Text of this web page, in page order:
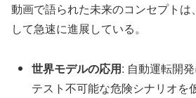
動画で語られた未来のコンセプトは
して急速に進展している。
世界モデルの応用: 自動運転開
テスト不可能な危険シナリオを